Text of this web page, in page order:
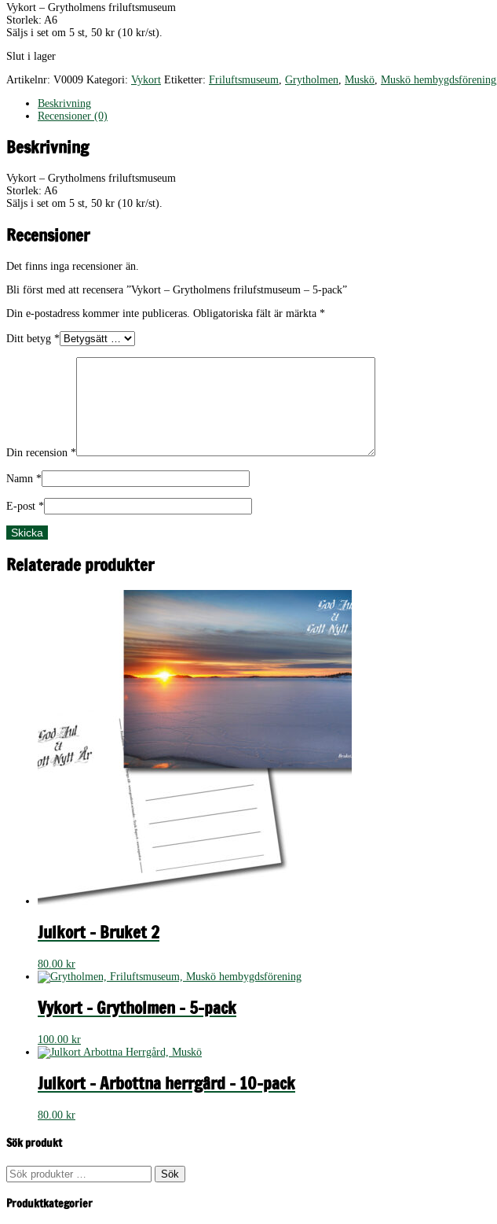
Vykort – Grytholmens friluftsmuseum
Storlek: A6
Säljs i set om 5 st, 50 kr (10 kr/st).
Slut i lager
Artikelnr: V0009 Kategori: Vykort Etiketter: Friluftsmuseum Grytholmen Muskö Muskö hembygdsförening
Beskrivning
Recensioner (0)
Beskrivning
Vykort – Grytholmens friluftsmuseum
Storlek: A6
Säljs i set om 5 st, 50 kr (10 kr/st).
Recensioner
Det finns inga recensioner än.
Bli först med att recensera ”Vykort – Grytholmens frilufstmuseum – 5-pack”
Din e-postadress kommer inte publiceras. Obligatoriska fält är märkta *
Ditt betyg *
Din recension *
Namn *
E-post *
Relaterade produkter
Julkort – Bruket 2
80.00 kr
Vykort – Grytholmen – 5-pack
100.00 kr
Julkort – Arbottna herrgård – 10-pack
80.00 kr
Sök produkt
Sök
efter:
Sök
Produktkategorier